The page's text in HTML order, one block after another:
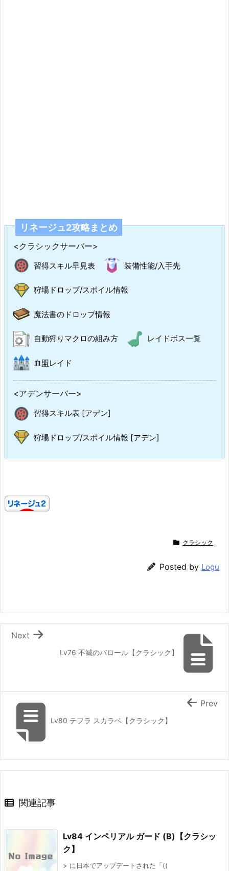
リネージュ2攻略まとめ
<クラシックサーバー>
習得スキル早見表 装備性能/入手先
狩場ドロップ/スポイル情報
魔法書のドロップ情報
自動狩りマクロの組み方 レイドボス一覧
血盟レイド
<アデンサーバー>
習得スキル表 [アデン]
狩場ドロップ/スポイル情報 [アデン]
クラシック
Posted by Logu
Lv76 不滅のバロール【クラシック】
Next
Lv80 テフラ スカラベ【クラシック】
Prev
関連記事
Lv84 インペリアル ガード (B)【クラシッ
ク】
> に日本でアップデートされた「((